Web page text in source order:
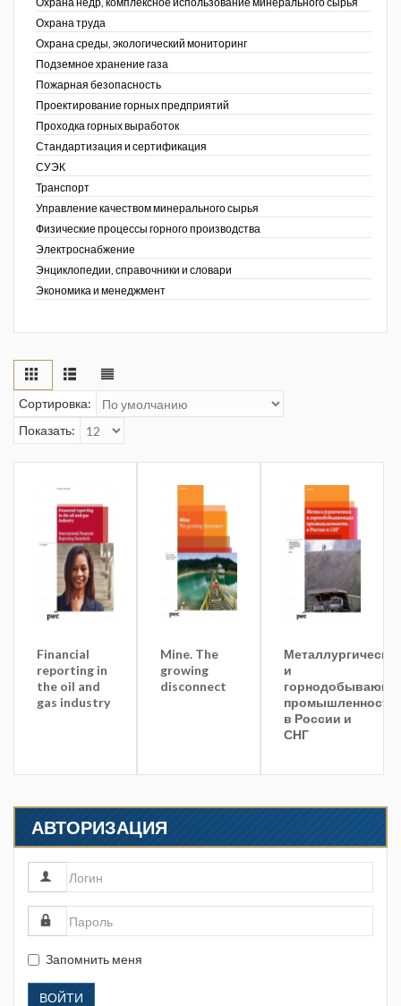
Охрана труда
Охрана среды, экологический мониторинг
Подземное хранение газа
Пожарная безопасность
Проектирование горных предприятий
Проходка горных выработок
Стандартизация и сертификация
СУЭК
Транспорт
Управление качеством минерального сырья
Физические процессы горного производства
Электроснабжение
Энциклопедии, справочники и словари
Экономика и менеджмент
Сортировка:
Показать:
Financial
reporting in
the oil and
gas industry
Mine. The
growing
disconnect
Металлургическая
и
промышленность
в России и
СНГ
АВТОРИЗАЦИЯ
Запомнить меня
ВОЙТИ